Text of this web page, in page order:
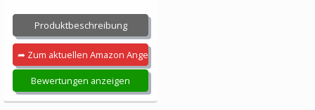
Produktbeschreibung
➦ Zum aktuellen Amazon Angebot
Bewertungen anzeigen